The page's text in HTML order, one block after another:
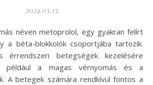
2024.03.15.
a béta-blokkolók csoportjába tartozik.
érrendszeri betegségek kezelésére
például a magas vérnyomás és a
A betegek számára rendkívül fontos a